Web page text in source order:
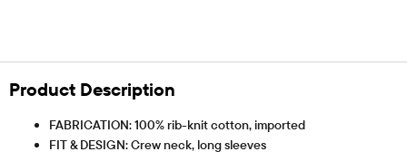
Product Description
FABRICATION: 100% rib-knit cotton, imported
FIT & DESIGN: Crew neck, long sleeves